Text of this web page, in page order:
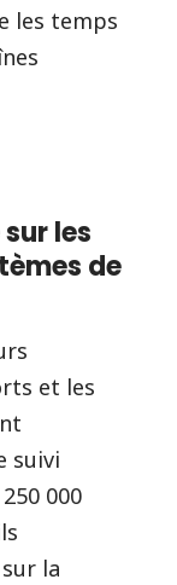
les temps
les
de
et les
suivi
000
la